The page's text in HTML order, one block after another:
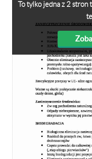
To tylko jedna z 2 stron